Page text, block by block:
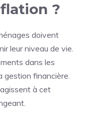
?
doivent
leur niveau de vie.
dans les
gestion financière.
à cet